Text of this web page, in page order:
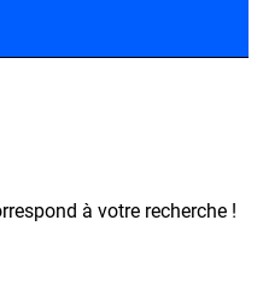
à votre recherche !